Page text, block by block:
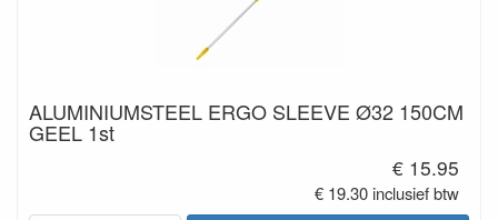
ALUMINIUMSTEEL ERGO SLEEVE Ø32 150CM
GEEL 1st
€ 15.95
€ 19.30 inclusief btw